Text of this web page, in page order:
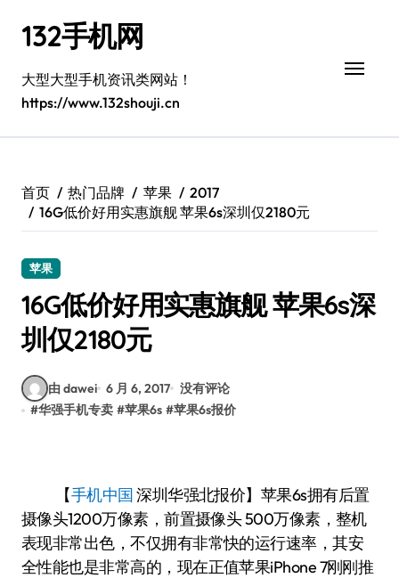
132手机网
大型大型手机资讯类网站！
https://www.132shouji.cn
首页 热门品牌 苹果
2017
16G低价好用实惠旗舰 苹果6s深圳仅2180元
苹果
16G低价好用实惠旗舰 苹果6s深
圳仅2180元
由 dawei 6 月 6, 2017 没有评论
#华强手机专卖 #苹果6s #苹果6s报价
【手机中国深圳华强北报价】苹果6s拥有后置
摄像头1200万像素，前置摄像头 500万像素，整机
表现非常出色，不仅拥有非常快的运行速率，其安
全性能也是非常高的，现在正值苹果iPhone 7刚刚推